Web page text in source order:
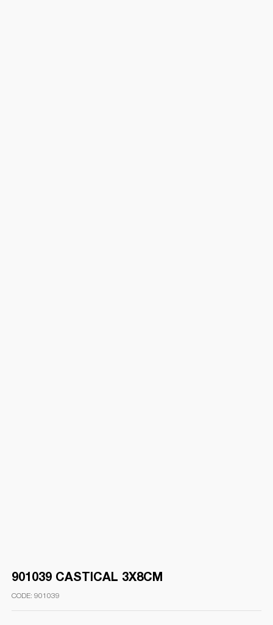
901039 CASTICAL 3X8CM
901039